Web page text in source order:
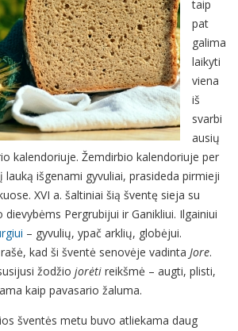
taip
pat
galima
laikyti
viena
iš
svarbi
ausių
kalendoriuje. Žemdirbio kalendoriuje per
lauką išgenami gyvuliai, prasideda pirmieji
XVI a. šaltiniai šią šventę sieja su
Pergrubijui ir Ganikliui. Ilgainiui
– gyvulių, ypač arklių, globėjui.
kad ši šventė senovėje vadinta Jore.
žodžio jorėti reikšmė – augti, plisti,
kaip pavasario žaluma.
šventės metu buvo atliekama daug